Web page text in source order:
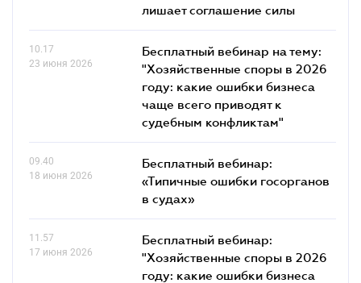
лишает соглашение силы
10.17
23 июня 2026
Бесплатный вебинар на тему:
"Хозяйственные споры в 2026
году: какие ошибки бизнеса
чаще всего приводят к
судебным конфликтам"
09.40
18 июня 2026
Бесплатный вебинар:
«Типичные ошибки госорганов
в судах»
11.57
17 июня 2026
Бесплатный вебинар:
"Хозяйственные споры в 2026
году: какие ошибки бизнеса